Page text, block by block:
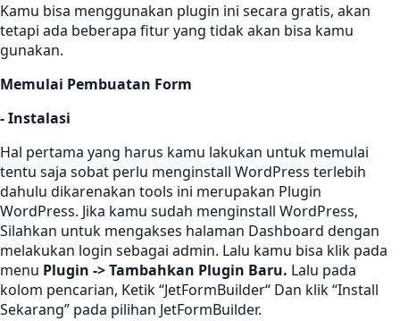
Kamu bisa menggunakan plugin ini secara gratis, akan
tetapi ada beberapa fitur yang tidak akan bisa kamu
gunakan.
Memulai Pembuatan Form
- Instalasi
Hal pertama yang harus kamu lakukan untuk memulai
tentu saja sobat perlu menginstall WordPress terlebih
dahulu dikarenakan tools ini merupakan Plugin
WordPress. Jika kamu sudah menginstall WordPress,
Silahkan untuk mengakses halaman Dashboard dengan
melakukan login sebagai admin. Lalu kamu bisa klik pada
menu Plugin -> Tambahkan Plugin Baru. Lalu pada
kolom pencarian, Ketik “JetFormBuilder“ Dan klik “Install
Sekarang” pada pilihan JetFormBuilder.